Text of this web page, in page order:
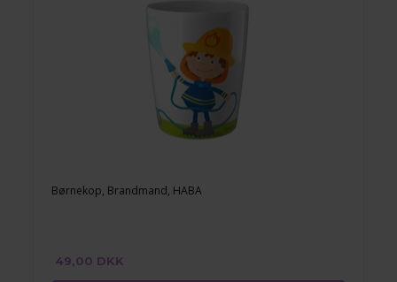
Børnekop, Brandmand, HABA
49,00 DKK